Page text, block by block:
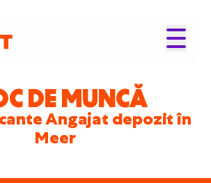
DE MUNCĂ
Angajat depozit în
Meer